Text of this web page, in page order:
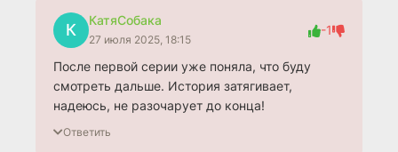
К
КатяСобака
27 июля 2025, 18:15
-1
После первой серии уже поняла, что буду
смотреть дальше. История затягивает,
надеюсь, не разочарует до конца!
Ответить